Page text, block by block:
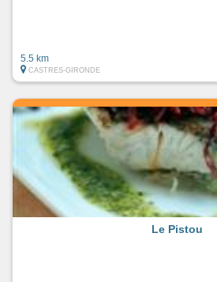
5.5 km
CASTRES-GIRONDE
Le Pistou